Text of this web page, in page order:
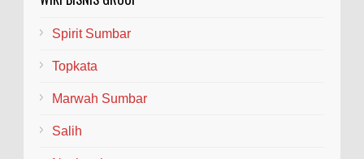
Spirit Sumbar
Topkata
Marwah Sumbar
Salih